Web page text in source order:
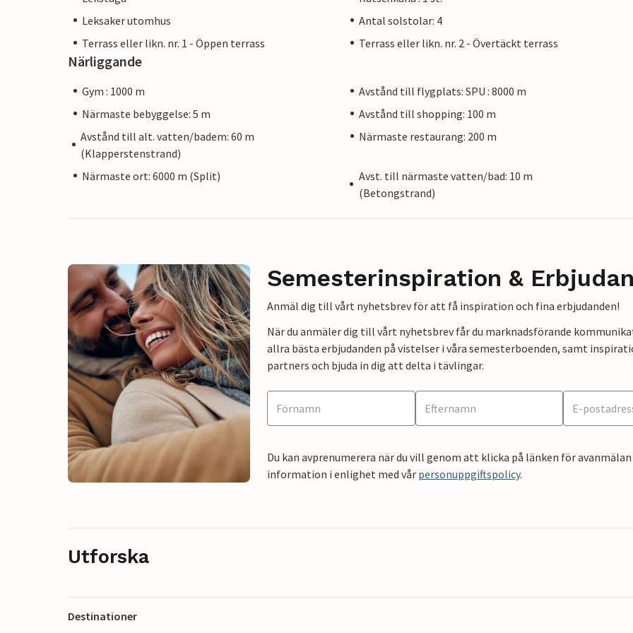
Leksaker utomhus
Antal solstolar: 4
Terrass eller likn. nr. 1 - Öppen terrass
Terrass eller likn. nr. 2 - Övertäckt terrass
Närliggande
Gym : 1000 m
Avstånd till flygplats: SPU : 8000 m
Närmaste bebyggelse: 5 m
Avstånd till shopping: 100 m
Avstånd till alt. vatten/badem: 60 m
(Klapperstenstrand)
Närmaste restaurang: 200 m
Närmaste ort: 6000 m (Split)
Avst. till närmaste vatten/bad: 10 m
(Betongstrand)
Semesterinspiration &
Anmäl dig till vårt nyhetsbrev för att få inspiration och fina erbjudanden!
När du anmäler dig till vårt nyhetsbrev får du marknadsförande
allra bästa erbjudanden på vistelser i våra semesterboenden, samt
partners och bjuda in dig att delta i tävlingar.
Du kan avprenumerera när du vill genom att klicka på länken för
information i enlighet med vår personuppgiftspolicy.
Utforska
Destinationer